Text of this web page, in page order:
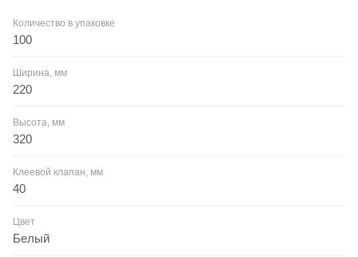
Количество в упаковке
100
Ширина, мм
220
Высота, мм
320
Клеевой клапан, мм
40
Цвет
Белый